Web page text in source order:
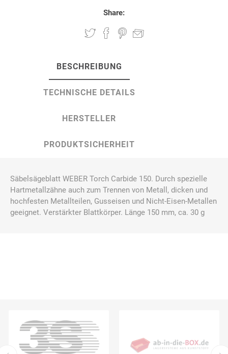
Share:
BESCHREIBUNG
TECHNISCHE DETAILS
HERSTELLER
PRODUKTSICHERHEIT
Säbelsägeblatt WEBER Torch Carbide 150. Durch spezielle
Hartmetallzähne auch zum Trennen von Metall, dicken und
hochfesten Metallteilen, Gusseisen und Nicht-Eisen-Metallen
geeignet. Verstärkter Blattkörper. Länge 150 mm, ca. 30 g